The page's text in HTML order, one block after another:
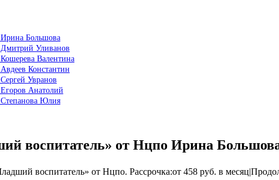
Большова
Уливанов
Валентина
Константин
Увранов
Анатолий
Юлия
воспитатель» от Нцпо Ирина
воспитатель» от Нцпо. Рассрочка:от 458 руб. в